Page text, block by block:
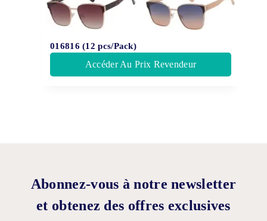
016816 (12 pcs/Pack)
Accéder Au Prix Revendeur
Abonnez-vous à notre newsletter
et obtenez des offres exclusives